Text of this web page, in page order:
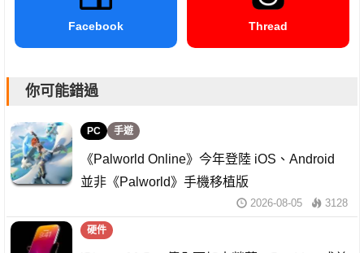
Facebook Thread
你可能錯過
PC 手遊
《Palworld Online》今年登陸 iOS、Android
並非《Palworld》手機移植版
2026-08-05 3128
硬件